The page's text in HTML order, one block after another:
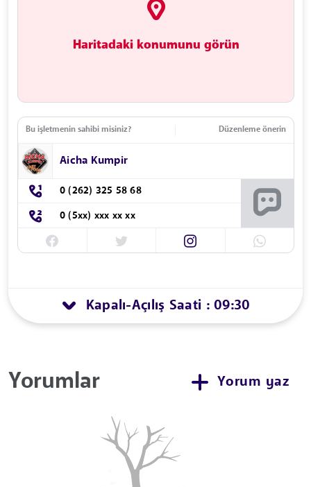
Haritadaki konumunu görün
Bu işletmenin sahibi misiniz? Düzenleme önerin
Aicha Kumpir
0 (262) 325 58 68
0 (5xx) xxx xx xx
Kapalı-Açılış Saati : 09:30
Yorumlar Yorum yaz